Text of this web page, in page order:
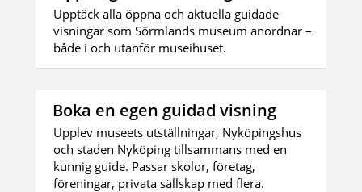
Upptäck alla öppna och aktuella guidade
visningar som Sörmlands museum anordnar –
både i och utanför museihuset.
Boka en egen guidad visning
Upplev museets utställningar, Nyköpingshus
och staden Nyköping tillsammans med en
kunnig guide. Passar skolor, företag,
föreningar, privata sällskap med flera.